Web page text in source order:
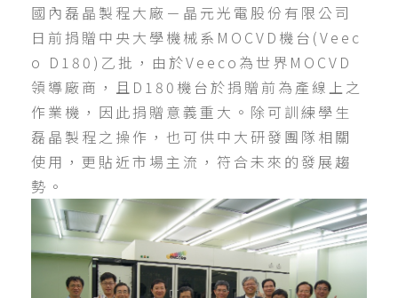
國內磊晶製程大廠－晶元光電股份有限公司
日前捐贈中央大學機械系MOCVD機台(Veec
o D180)乙批，由於Veeco為世界MOCVD
領導廠商，且D180機台於捐贈前為產線上之
作業機，因此捐贈意義重大。除可訓練學生
磊晶製程之操作，也可供中大研發團隊相關
使用，更貼近市場主流，符合未來的發展趨
勢。